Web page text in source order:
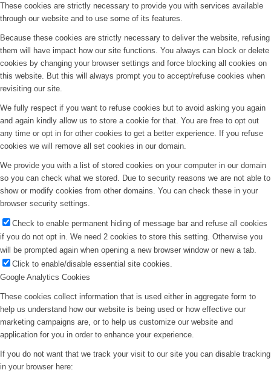
These cookies are strictly necessary to provide you with services available
through our website and to use some of its features.
Because these cookies are strictly necessary to deliver the website, refusing
them will have impact how our site functions. You always can block or delete
cookies by changing your browser settings and force blocking all cookies on
this website. But this will always prompt you to accept/refuse cookies when
revisiting our site.
We fully respect if you want to refuse cookies but to avoid asking you again
and again kindly allow us to store a cookie for that. You are free to opt out
any time or opt in for other cookies to get a better experience. If you refuse
cookies we will remove all set cookies in our domain.
We provide you with a list of stored cookies on your computer in our domain
so you can check what we stored. Due to security reasons we are not able to
show or modify cookies from other domains. You can check these in your
browser security settings.
Check to enable permanent hiding of message bar and refuse all cookies
if you do not opt in. We need 2 cookies to store this setting. Otherwise you
will be prompted again when opening a new browser window or new a tab.
Click to enable/disable essential site cookies.
Google Analytics Cookies
These cookies collect information that is used either in aggregate form to
help us understand how our website is being used or how effective our
marketing campaigns are, or to help us customize our website and
application for you in order to enhance your experience.
If you do not want that we track your visit to our site you can disable tracking
in your browser here: